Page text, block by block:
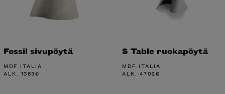
Fossil sivupöytä
MDF ITALIA
ALK. 1383€
S Table ruokapöytä
MDF ITALIA
ALK. 4702€